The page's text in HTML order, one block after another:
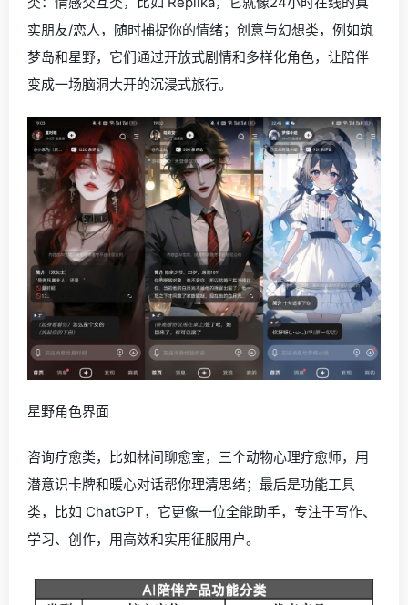
实朋友/恋人，随时捕捉你的情绪；创意与幻想类，例如筑
梦岛和星野，它们通过开放式剧情和多样化角色，让陪伴
变成一场脑洞大开的沉浸式旅行。
星野角色界面
咨询疗愈类，比如林间聊愈室，三个动物心理疗愈师，用
潜意识卡牌和暖心对话帮你理清思绪；最后是功能工具
类，比如 ChatGPT，它更像一位全能助手，专注于写作、
学习、创作，用高效和实用征服用户。